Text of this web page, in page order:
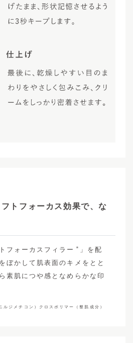
トフォーカス効果で、な
フォーカスフィラー ＊
」を配
ぼかして肌表面のキメをとと
素肌につや感となめらかな印
ルジメチコン）クロスポリマー（整肌成分）